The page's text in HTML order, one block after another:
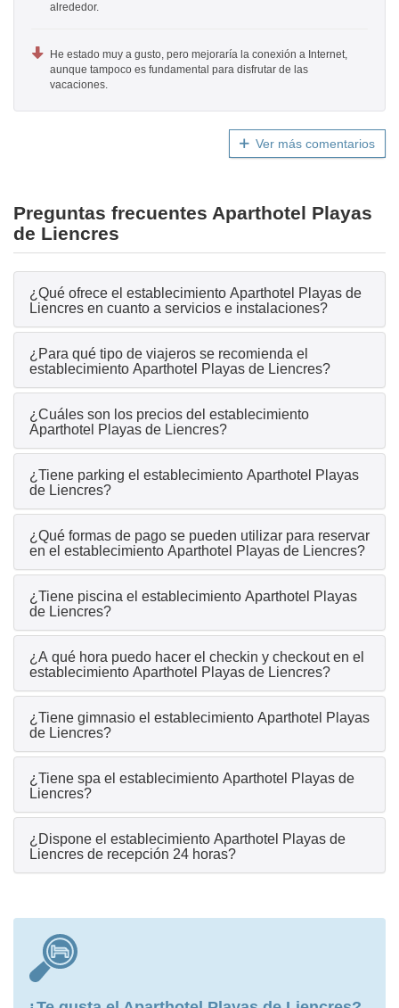
alrededor.
He estado muy a gusto, pero mejoraría la conexión a Internet,
aunque tampoco es fundamental para disfrutar de las
vacaciones.
Ver más comentarios
Preguntas frecuentes Aparthotel Playas
de Liencres
¿Qué ofrece el establecimiento Aparthotel Playas de
Liencres en cuanto a servicios e instalaciones?
¿Para qué tipo de viajeros se recomienda el
establecimiento Aparthotel Playas de Liencres?
¿Cuáles son los precios del establecimiento
Aparthotel Playas de Liencres?
¿Tiene parking el establecimiento Aparthotel Playas
de Liencres?
¿Qué formas de pago se pueden utilizar para reservar
en el establecimiento Aparthotel Playas de Liencres?
¿Tiene piscina el establecimiento Aparthotel Playas
de Liencres?
¿A qué hora puedo hacer el checkin y checkout en el
establecimiento Aparthotel Playas de Liencres?
¿Tiene gimnasio el establecimiento Aparthotel Playas
de Liencres?
¿Tiene spa el establecimiento Aparthotel Playas de
Liencres?
¿Dispone el establecimiento Aparthotel Playas de
Liencres de recepción 24 horas?